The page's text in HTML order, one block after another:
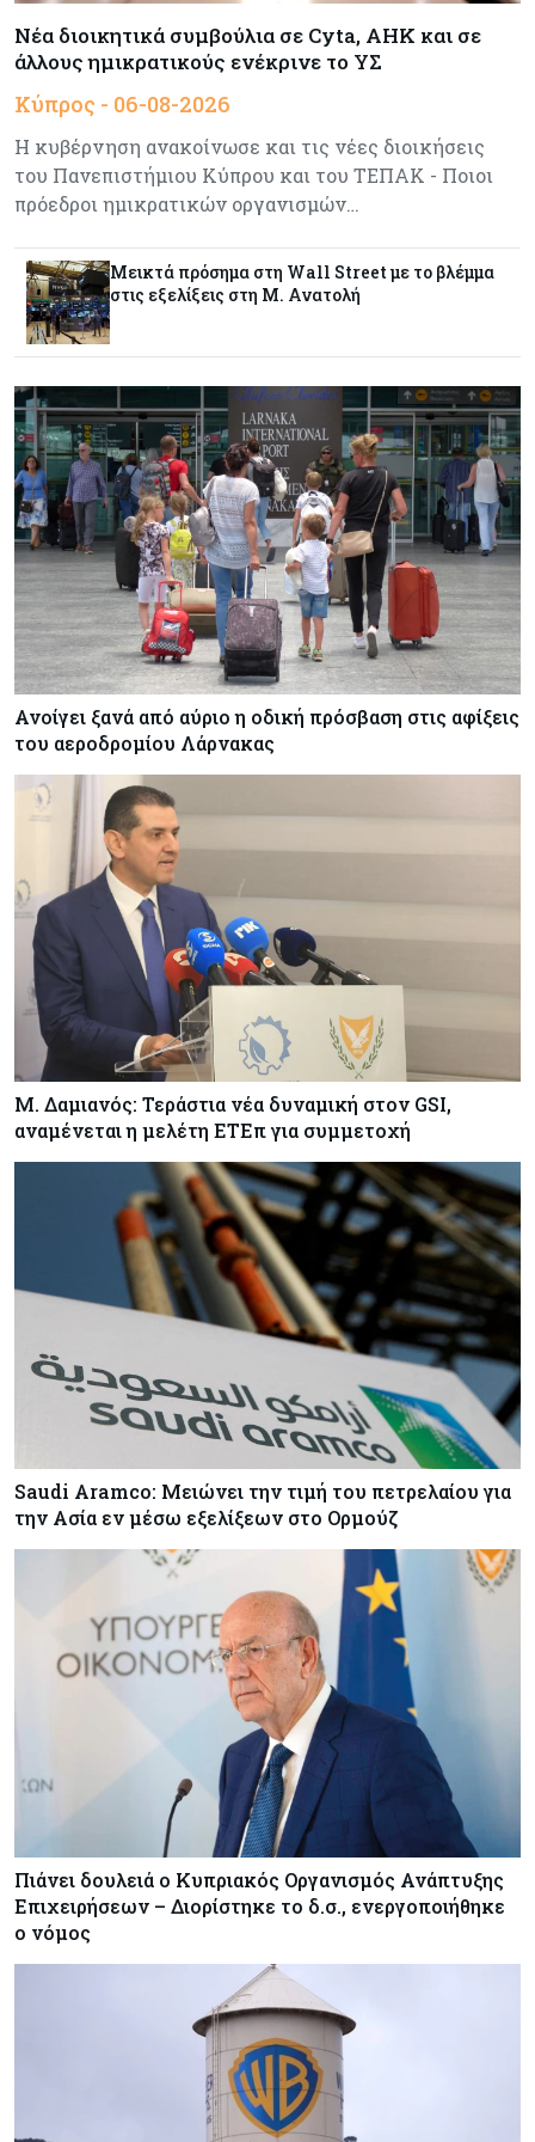
Καύσιμα και στέγαση κράτησαν τον πληθωρισμό
στο 2,9%
Κύπρος
Δήμος Λευκωσίας: Νέα εποχή για το Παλιό ΓΣΠ
– Ολοκληρώθηκε η διαδικασία ανάθεσης των
υποστατικών
Κύπρος 06-08-2026
Ούτε άσπρος ούτε μαύρος καπνός για
κουρεμένους - Δεν έκλεισε η πόρτα για δεύτερη
Ενέργεια 06-08-2026
Τσαρλς Έλληνας για GSI: «Καταντήσαμε να
είμαστε θεατές» - Πώς η Meridiam αλλάζει τα
δεδομένα
Crypto 06-08-2026
Crypto: Πώς οι απατεώνες εκμεταλλεύονται τις
αλλαγές της ευρωπαϊκής νομοθεσίας
Κόσμος 06-08-2026
Ο 24χρονος «Νοστράδαμος» της AI είχε δίκαιο
για όλα. Κι όμως έχασε (σχεδόν) τα πάντα
Κόσμος
Η Ινδία ανεβάζει ταχύτητα στη διάλυση πλοίων
– Στο 35,4% το παγκόσμιο μερίδιό της
Κύπρος
ΠτΔ: Υπεράνω όλων το δημόσιο συμφέρον – Όλα
όσα έγιναν στην τελετή διαβεβαίωσης των
νέων μελών της κυβέρνησης
Νέα διοικητικά συμβούλια σε Cyta, AHK και σε
άλλους ημικρατικούς ενέκρινε το ΥΣ
Κύπρος - 06-08-2026
Η κυβέρνηση ανακοίνωσε και τις νέες διοικήσεις
του Πανεπιστήμιου Κύπρου και του ΤΕΠΑΚ - Ποιοι
πρόεδροι ημικρατικών οργανισμών…
Μεικτά πρόσημα στη Wall Street με το βλέμμα
στις εξελίξεις στη Μ. Ανατολή
Ανοίγει ξανά από αύριο η οδική πρόσβαση στις αφίξεις
του αεροδρομίου Λάρνακας
Μ. Δαμιανός: Τεράστια νέα δυναμική στον GSI,
αναμένεται η μελέτη ΕΤΕπ για συμμετοχή
Saudi Aramco: Μειώνει την τιμή του πετρελαίου για
την Ασία εν μέσω εξελίξεων στο Ορμούζ
Πιάνει δουλειά ο Κυπριακός Οργανισμός Ανάπτυξης
Επιχειρήσεων – Διορίστηκε το δ.σ., ενεργοποιήθηκε
ο νόμος